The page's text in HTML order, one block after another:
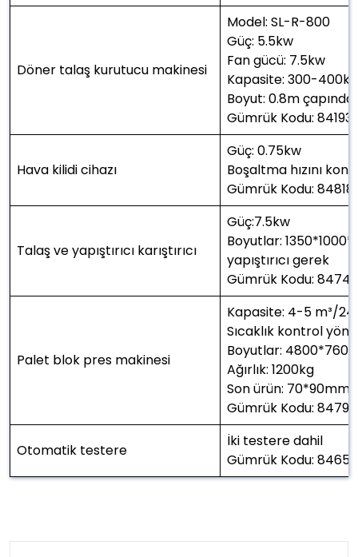
Döner talaş kurutucu makinesi
Model: SL-R-800
Güç: 5.5kw
Fan gücü: 7.5kw
Kapasite: 300-
Boyut: 0.8m
Gümrük Kodu:
Hava kilidi cihazı
Güç: 0.75kw
Boşaltma hızını
Gümrük Kodu:
Talaş ve yapıştırıcı karıştırıcı
Güç:7.5kw
Boyutlar:
yapıştırıcı gerek
Gümrük Kodu:
Palet blok pres makinesi
Kapasite: 4-5 m³/
Sıcaklık kontrol
Boyutlar:
Ağırlık: 1200kg
Son ürün: 70*90mm
Gümrük Kodu:
Otomatik testere
İki testere dahil
Gümrük Kodu: